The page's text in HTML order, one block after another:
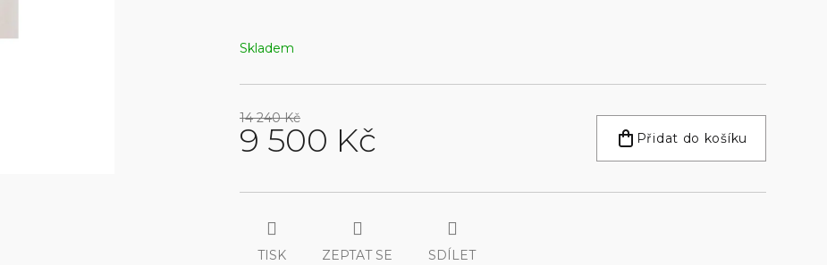
14 240 Kč
9 500 Kč
cena:
Skladem
Přidat do košíku
TISK ZEPTAT SE SDÍLET